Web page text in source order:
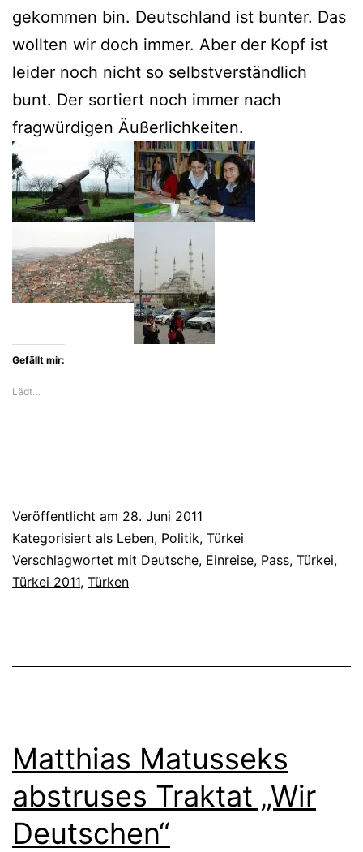
gekommen bin. Deutschland ist bunter. Das
wollten wir doch immer. Aber der Kopf ist
leider noch nicht so selbstverständlich
bunt. Der sortiert noch immer nach
fragwürdigen Äußerlichkeiten.
Gefällt mir:
Lädt…
Veröffentlicht am 28. Juni 2011
Kategorisiert als Leben, Politik, Türkei
Verschlagwortet mit Deutsche, Einreise, Pass, Türkei,
Türkei 2011, Türken
Matthias Matusseks
abstruses Traktat „Wir
Deutschen“